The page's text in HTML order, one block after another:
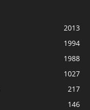
2013
1994
1988
1027
217
146